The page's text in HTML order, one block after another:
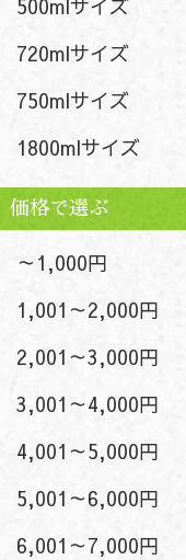
500mlサイズ
720mlサイズ
750mlサイズ
1800mlサイズ
価格で選ぶ
～1,000円
1,001～2,000円
2,001～3,000円
3,001～4,000円
4,001～5,000円
5,001～6,000円
6,001～7,000円